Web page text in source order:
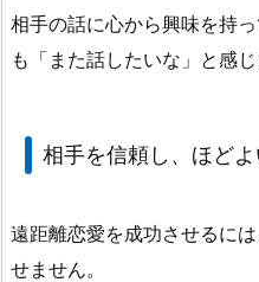
相手の話に心から興味を持
も「また話したいな」と感じ
相手を信頼し、ほど
遠距離恋愛を成功させるには
せません。